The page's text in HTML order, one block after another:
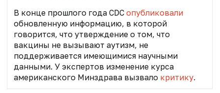
В конце прошлого года CDC опубликовали
обновленную информацию, в которой
говорится, что утверждение о том, что
вакцины не вызывают аутизм, не
поддерживается имеющимися научными
данными. У экспертов изменение курса
американского Минздрава вызвало критику.